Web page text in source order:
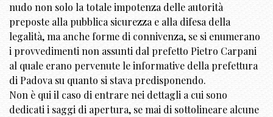
nudo non solo la totale impotenza delle autorità
preposte alla pubblica sicurezza e alla difesa della
legalità, ma anche forme di connivenza, se si enumerano
i provvedimenti non assunti dal prefetto Pietro Carpani
al quale erano pervenute le informative della prefettura
di Padova su quanto si stava predisponendo.
Non è qui il caso di entrare nei dettagli a cui sono
dedicati i saggi di apertura, se mai di sottolineare alcune